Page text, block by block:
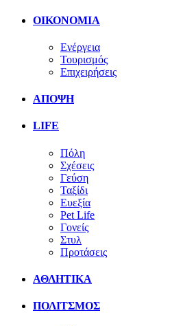
ΟΙΚΟΝΟΜΙΑ
Ενέργεια
Τουρισμός
Επιχειρήσεις
ΑΠΟΨΗ
LIFE
Πόλη
Σχέσεις
Γεύση
Ταξίδι
Ευεξία
Pet Life
Γονείς
Στυλ
Προτάσεις
ΑΘΛΗΤΙΚΑ
ΠΟΛΙΤΣΜΟΣ